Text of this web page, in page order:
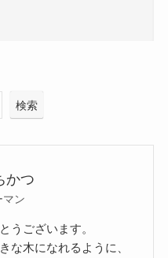
検索
かつ
マン
うございます。
な木になれるように、